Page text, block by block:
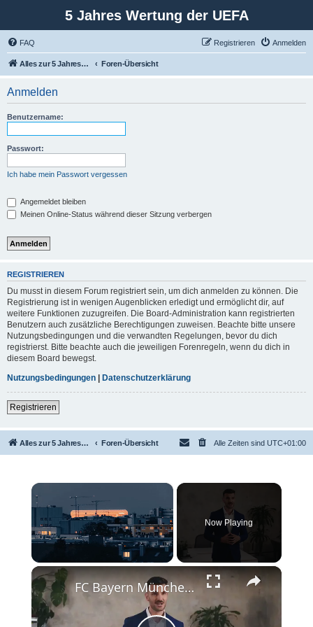
5 Jahres Wertung der UEFA
FAQ Anmelden
Registrieren
Alles zur 5 Jahreswertung / Tabelle der UEFA mit vielen Statistiken. Foren-Übersicht
Anmelden
Benutzername:
Passwort:
Ich habe mein Passwort vergessen
Angemeldet bleiben
Meinen Online-Status während dieser Sitzung verbergen
REGISTRIEREN
Du musst in diesem Forum registriert sein, um dich anmelden zu können. Die
Registrierung ist in wenigen Augenblicken erledigt und ermöglicht dir, auf
weitere Funktionen zuzugreifen. Die Board-Administration kann registrierten
Benutzern auch zusätzliche Berechtigungen zuweisen. Beachte bitte unsere
Nutzungsbedingungen und die verwandten Regelungen, bevor du dich
registrierst. Bitte beachte auch die jeweiligen Forenregeln, wenn du dich in
diesem Board bewegst.
Nutzungsbedingungen | Datenschutzerklärung
Registrieren
Alles zur 5 Jahreswertung / Tabelle der UEFA mit vielen Statistiken. Foren-Übersicht Alle Zeiten sind UTC+01:00
×
Unmute
Now Playing
×
FC Bayern München 2025: Erfolg und Entwicklung des Rekordmeisters